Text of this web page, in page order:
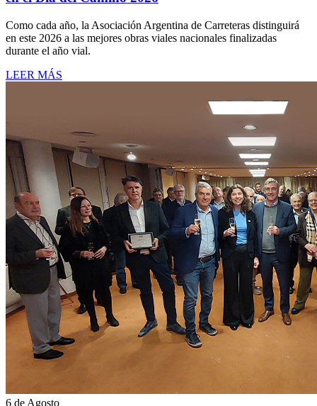
Como cada año, la Asociación Argentina de Carreteras distinguirá
en este 2026 a las mejores obras viales nacionales finalizadas
durante el año vial.
LEER MÁS
6 de Agosto